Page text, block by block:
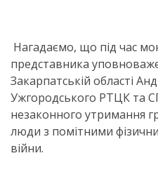
Нагадаємо, що під час
представника
Закарпатській області
Ужгородського РТЦК та
незаконного утримання
люди з помітними
війни.